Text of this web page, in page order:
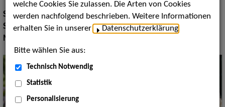
Show:Musik Shows
Show Acts: Kabarett
Musik Shows:
welche Cookies Sie zulassen. Die Arten von Cookies
werden nachfolgend beschrieben. Weitere Informationen
erhalten Sie in unserer
Datenschutzerklärung
Bitte wählen Sie aus:
Technisch Notwendig
Statistik
Personalisierung